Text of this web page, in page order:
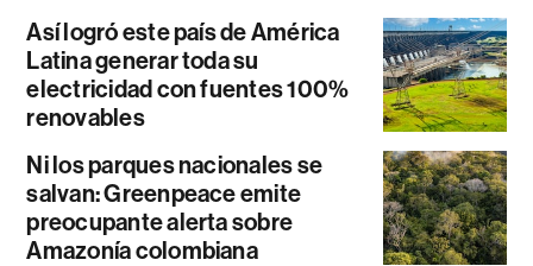
Así logró este país de América
Latina generar toda su
electricidad con fuentes 100%
renovables
Ni los parques nacionales se
salvan: Greenpeace emite
preocupante alerta sobre
Amazonía colombiana